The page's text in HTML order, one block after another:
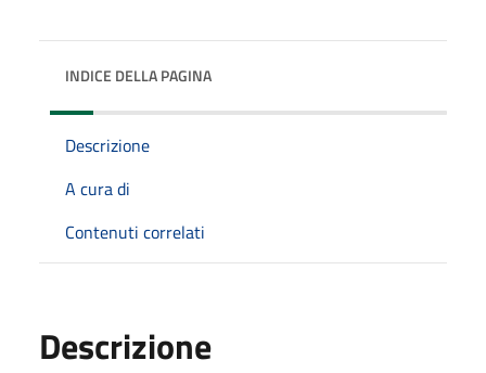
INDICE DELLA PAGINA
Descrizione
A cura di
Contenuti correlati
Descrizione